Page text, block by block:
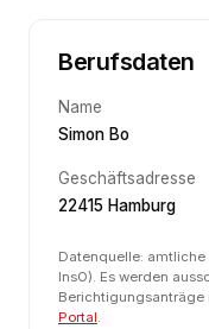
Berufsdaten
Name
Simon Bo
Geschäftsadresse
22415 Hamburg
Datenquelle:
InsO). Es werden
Berichtigungsanträge
Portal.